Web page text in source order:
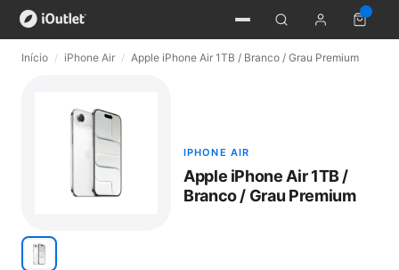
Início / iPhone Air / Apple iPhone Air 1TB / Branco / Grau Premium
IPHONE AIR
Apple iPhone Air 1TB /
Branco / Grau Premium